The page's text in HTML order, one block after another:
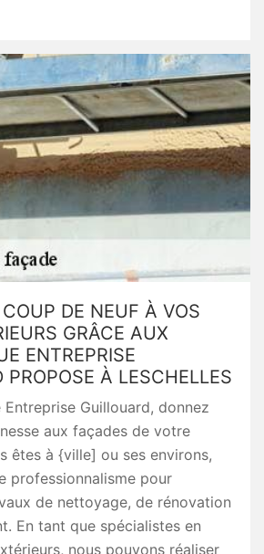
DE NEUF À VOS
GRÂCE AUX
ENTREPRISE
PROPOSE À LESCHELLES
Entreprise Guillouard, donnez
aux façades de votre
êtes à {ville] ou ses environs,
professionnalisme pour
de nettoyage, de rénovation
En tant que spécialistes en
nous pouvons réaliser